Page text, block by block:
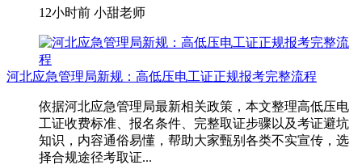
12小时前 小甜老师
河北应急管理局新规：高低压电工证正规报考完整流程
依据河北应急管理局最新相关政策，本文整理高低压电
工证收费标准、报名条件、完整取证步骤以及考证避坑
知识，内容通俗易懂，帮助大家甄别各类不实宣传，选
择合规途径考取证...